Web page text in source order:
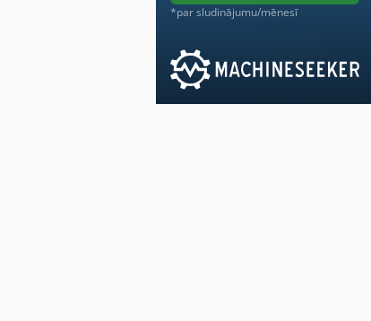
*par sludinājumu/mēnesī